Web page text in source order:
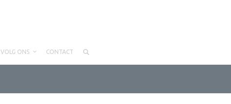
VOLG ONS CONTACT